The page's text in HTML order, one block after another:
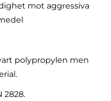
mot aggressiva
polypropylen men
2828.